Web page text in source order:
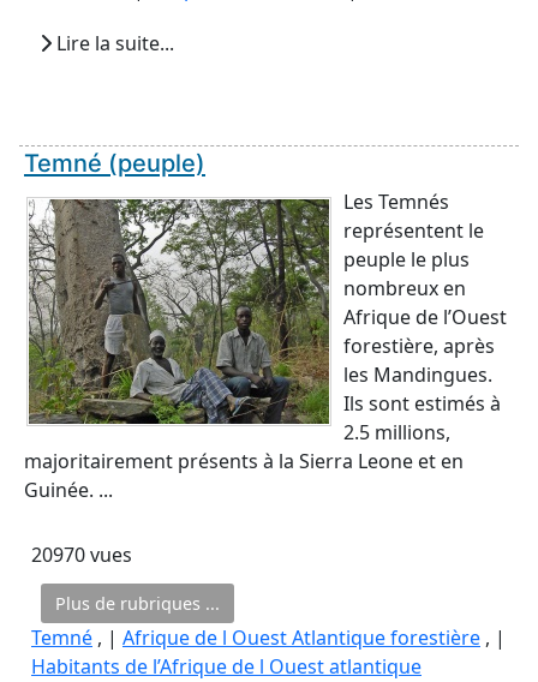
Lire la suite...
Temné (peuple)
Les Temnés
représentent le
peuple le plus
nombreux en
Afrique de l’Ouest
forestière, après
les Mandingues.
Ils sont estimés à
2.5 millions,
majoritairement présents à la Sierra Leone et en
Guinée. ...
20970 vues
Plus de rubriques ...
Temné , | Afrique de l Ouest Atlantique forestière , |
Habitants de l’Afrique de l Ouest atlantique